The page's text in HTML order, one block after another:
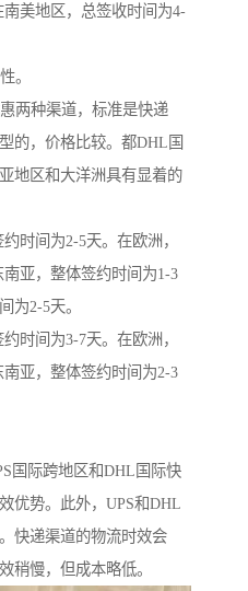
美地区，总签收时间为4-
。
两种渠道，标准是快递
的，价格比较。都DHL国
地区和大洋洲具有显着的
时间为2-5天。在欧洲，
亚，整体签约时间为1-3
为2-5天。
时间为3-7天。在欧洲，
亚，整体签约时间为2-3
国际跨地区和DHL国际快
优势。此外，UPS和DHL
快递渠道的物流时效会
稍慢，但成本略低。